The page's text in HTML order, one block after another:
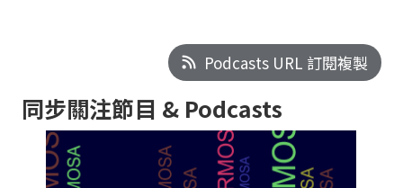
Podcasts URL 訂閱複製
同步關注節目 & Podcasts